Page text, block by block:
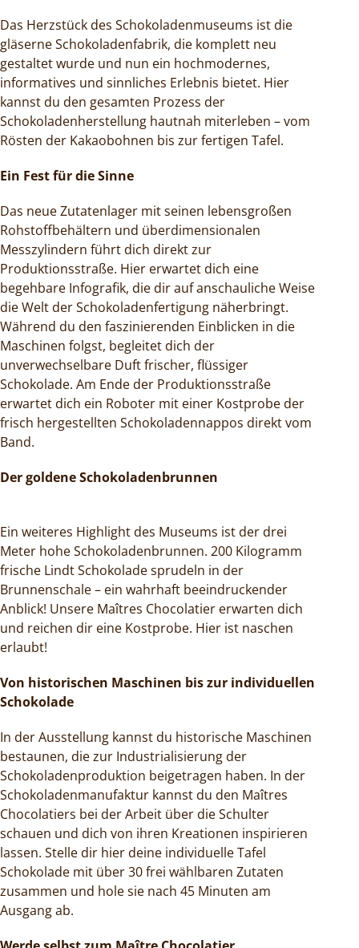
Das Herzstück des Schokoladenmuseums ist die
gläserne Schokoladenfabrik, die komplett neu
gestaltet wurde und nun ein hochmodernes,
informatives und sinnliches Erlebnis bietet. Hier
kannst du den gesamten Prozess der
Schokoladenherstellung hautnah miterleben – vom
Rösten der Kakaobohnen bis zur fertigen Tafel.
Ein Fest für die Sinne
Das neue Zutatenlager mit seinen lebensgroßen
Rohstoffbehältern und überdimensionalen
Messzylindern führt dich direkt zur
Produktionsstraße. Hier erwartet dich eine
begehbare Infografik, die dir auf anschauliche Weise
die Welt der Schokoladenfertigung näherbringt.
Während du den faszinierenden Einblicken in die
Maschinen folgst, begleitet dich der
unverwechselbare Duft frischer, flüssiger
Schokolade. Am Ende der Produktionsstraße
erwartet dich ein Roboter mit einer Kostprobe der
frisch hergestellten Schokoladennappos direkt vom
Band.
Der goldene Schokoladenbrunnen
Ein weiteres Highlight des Museums ist der drei
Meter hohe Schokoladenbrunnen. 200 Kilogramm
frische Lindt Schokolade sprudeln in der
Brunnenschale – ein wahrhaft beeindruckender
Anblick! Unsere Maîtres Chocolatier erwarten dich
und reichen dir eine Kostprobe. Hier ist naschen
erlaubt!
Von historischen Maschinen bis zur individuellen
Schokolade
In der Ausstellung kannst du historische Maschinen
bestaunen, die zur Industrialisierung der
Schokoladenproduktion beigetragen haben. In der
Schokoladenmanufaktur kannst du den Maîtres
Chocolatiers bei der Arbeit über die Schulter
schauen und dich von ihren Kreationen inspirieren
lassen. Stelle dir hier deine individuelle Tafel
Schokolade mit über 30 frei wählbaren Zutaten
zusammen und hole sie nach 45 Minuten am
Ausgang ab.